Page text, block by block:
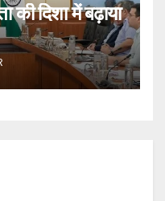
की दिशा में बढ़ाया